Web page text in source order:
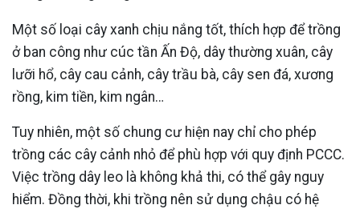
Một số loại cây xanh chịu nắng tốt, thích hợp để trồng
ở ban công như cúc tần Ấn Độ, dây thường xuân, cây
lưỡi hổ, cây cau cảnh, cây trầu bà, cây sen đá, xương
rồng, kim tiền, kim ngân…
Tuy nhiên, một số chung cư hiện nay chỉ cho phép
trồng các cây cảnh nhỏ để phù hợp với quy định PCCC.
Việc trồng dây leo là không khả thi, có thể gây nguy
hiểm. Đồng thời, khi trồng nên sử dụng chậu có hệ